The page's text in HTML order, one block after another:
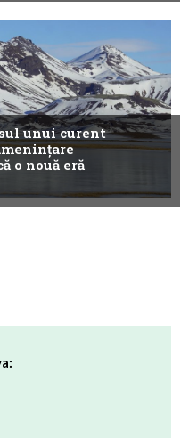
unui curent
o nouă eră